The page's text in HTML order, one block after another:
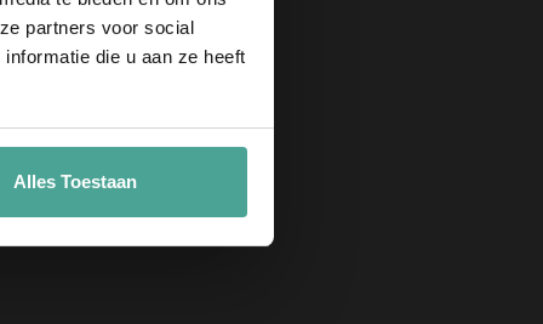
partners voor social
die u aan ze heeft
Alles Toestaan